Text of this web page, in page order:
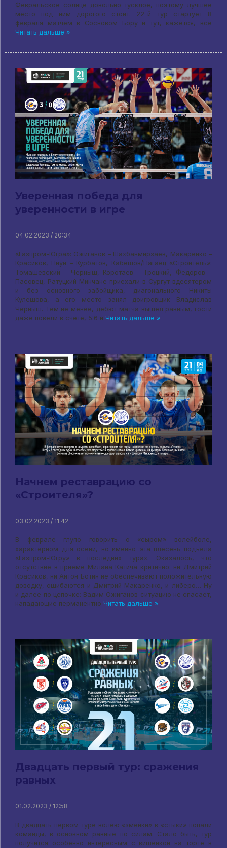
Февральское солнце довольно тусклое, поэтому лучшее
место под ним дорогого стоит. 22-й тур стартует 8
февраля матчем в Сосновом Бору и тут, кажется, все
Читать дальше »
Уверенная победа для
уверенности в игре
04.02.2023 / 20:34
«Газпром-Югра»: Ожиганов – Шахбанмирзаев, Макаренко –
Красиков, Пиун – Курбатов, Кабешов/Нагаец «Строитель»:
Томашевский – Черныш, Коротаев – Троцкий, Федоров –
Пасовец, Ратуцкий Минчане приехали в Сургут вдесятером
и без основного забойщика, диагонального Никиты
Кулешова, а его место занял доигровщик Владислав
Черныш. Тем не менее, дебют матча вышел равным, гости
даже повели в счете, 5:6 и Читать дальше »
Начнем реставрацию со
«Строителя»?
03.02.2023 / 11:42
В феврале глупо говорить о «сыром» волейболе,
характерном для осени, но именно эта плесень подъела
«Газпром-Югру» в последних турах. Оказалось, что
отсутствие в приеме Милана Катича критично: ни Дмитрий
Красиков, ни Антон Ботин не обеспечивают положительную
доводку, ошибаются и Дмитрий Макаренко, и либеро… Ну
и далее по цепочке: Вадим Ожиганов ситуацию не спасает,
нападающие перманентно Читать дальше »
Двадцать первый тур: сражения
равных
01.02.2023 / 12:58
В двадцать первом туре волею «змейки» в «стыки» попали
команды, в основном равные по силам. Стало быть, тур
получится особенно интересным с вишенкой на торте в